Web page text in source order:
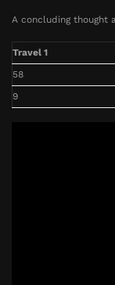
A concluding thought
Travel 1
58
9